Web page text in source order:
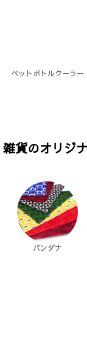
ペットボトルクーラー
雑貨のオリジ
バンダナ